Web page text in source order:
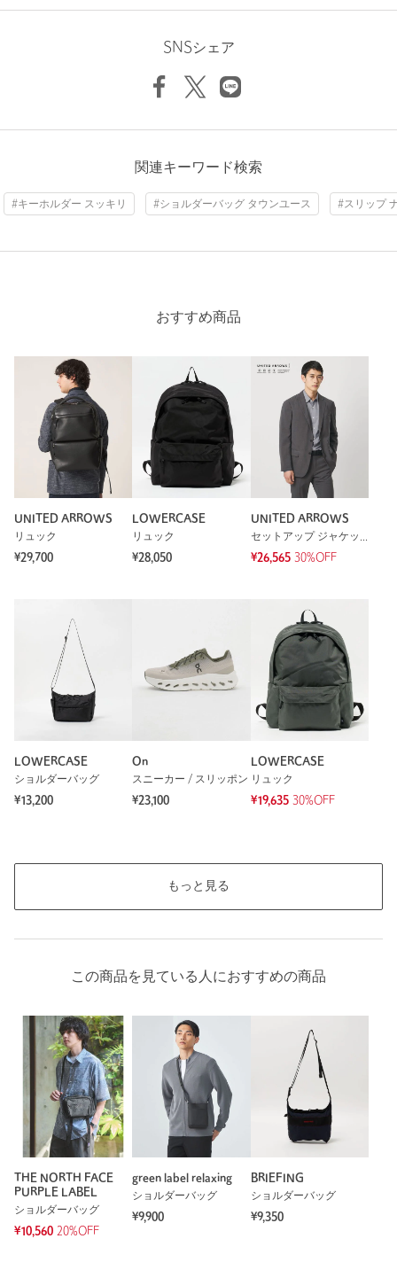
裾上げ 対象外商品 裾上げについて
バッグ ショルダーバッグ
-
商品番号 1332-5-000160
ニックネーム： ラオウ
素材は頑丈に作られており、ポケットもたくさんあって使い勝
参考になった
※レビューは、個人の主観による感想・体感によるもので、商品の効果や性
能を保証するものではありません。
もっと見る
SNSシェア
関連キーワード検索
#キーホルダー スッキリ #ショルダーバッグ タウンユース #スリップ
おすすめ商品
UNITED ARROWS
リュック
¥29,700
LOWERCASE
リュック
¥28,050
UNITED ARROWS
セットアップ ジャケット
¥26,565 30%OFF
LOWERCASE
ショルダーバッグ
¥13,200
On
スニーカー / スリッポン
¥23,100
LOWERCASE
リュック
¥19,635 30%OFF
もっと見る
この商品を見ている人におすすめの商品
THE NORTH FACE
PURPLE LABEL
ショルダーバッグ
¥10,560 20%OFF
green label relaxing
ショルダーバッグ
¥9,900
BRIEFING
ショルダーバッグ
¥9,350